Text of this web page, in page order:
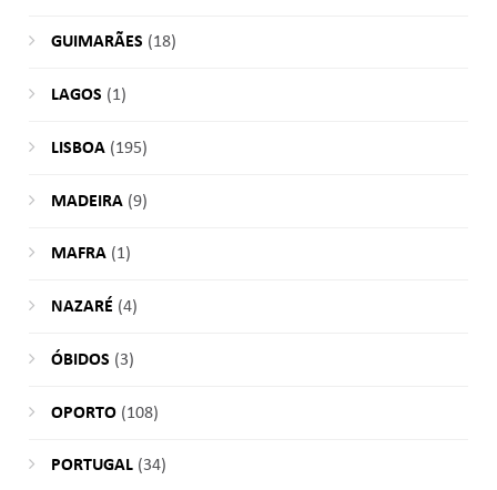
GUIMARÃES (18)
LAGOS (1)
LISBOA(195)
MADEIRA(9)
MAFRA(1)
NAZARÉ (4)
ÓBIDOS (3)
OPORTO(108)
PORTUGAL(34)